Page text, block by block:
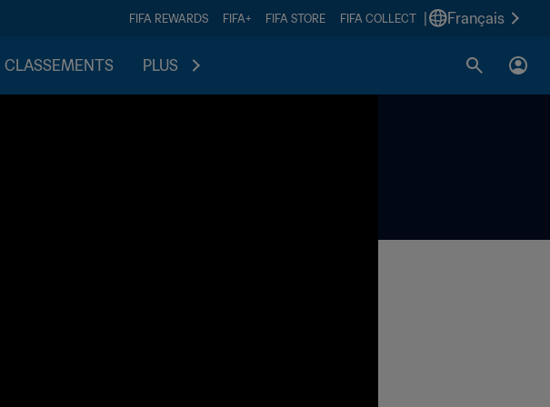
FIFA REWARDS FIFA+ FIFA STORE FIFA COLLECT Français
CLASSEMENTS PLUS